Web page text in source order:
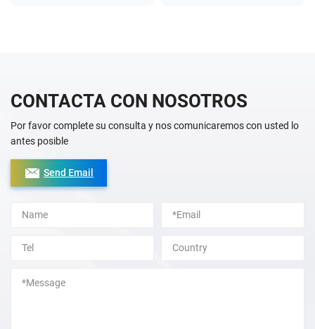
CONTACTA CON NOSOTROS
Por favor complete su consulta y nos comunicaremos con usted lo
antes posible
Send Email
Alternative: